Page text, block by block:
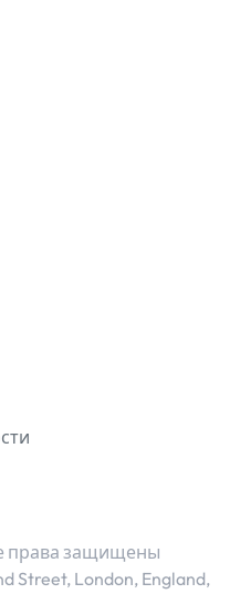
права защищены
Street, London, England,